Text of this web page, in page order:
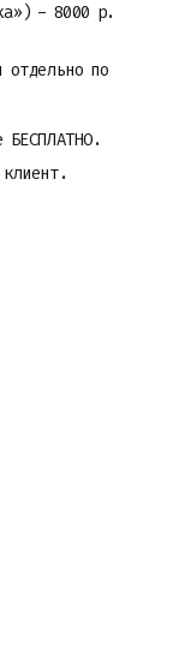
- 8000 р.
отдельно по
БЕСПЛАТНО.